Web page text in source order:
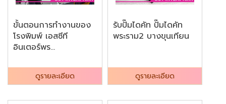
ขั้นตอนการทำงานของ
โรงพิมพ์ เอสซีที
อินเตอร์พร...
ดูรายละเอียด
รับปั๊มไดคัท ปั๊มไดคัท
พระราม2 บางขุนเทียน
ดูรายละเอียด